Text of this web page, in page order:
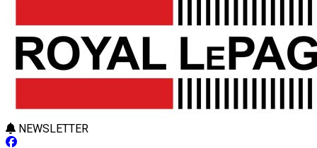
NEWSLETTER